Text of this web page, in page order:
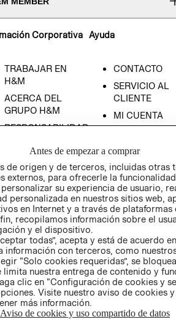
Corporativa
TRABAJAR EN
H&M
ACERCA DEL
GRUPO H&M
RESPONSABILIDAD
PRENSA
RELACIÓN CON
INVERSIONISTAS
POLÍTICA
EMPRESARIAL
Ayuda
CONTACTO
SERVICIO AL
CLIENTE
MI CUENTA
- RETIRO EN
TIENDA
TÉRMINOS Y
CONDICIONES
PRIVACIDAD
GIFT CARD
AVISO DE
COOKIES
Antes de empezar a comprar
de origen y de terceros, incluidas otras
externos, para ofrecerle la
su experiencia de usuario,
personalizada en nuestros sitios web,
en Internet y a través de plataformas
recopilamos información sobre el
y el dispositivo.
todas”, acepta y está de acuerdo
información con terceros, como
“Solo cookies requeridas”, se
limita nuestra entrega de contenido y
clic en “Configuración de cookies y
Visite nuestro aviso de cookies
más información.
Aviso de cookies y uso compartido de datos